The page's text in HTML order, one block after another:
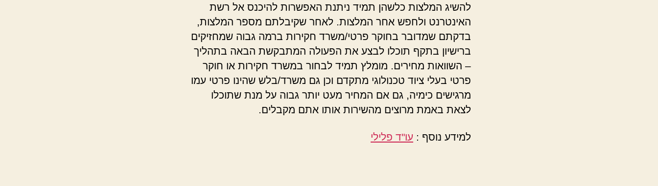
להשיג המלצות כלשהן תמיד ניתנת האפשרות להיכנס אל רשת
האינטרנט ולחפש אחר המלצות. לאחר שקיבלתם מספר המלצות,
בדקתם שמדובר בחוקר פרטי/משרד חקירות ברמה גבוה שמחזיקים
ברישיון בתקף תוכלו לבצע את הפעולה המתבקשת הבאה בתהליך
– השוואות מחירים. מומלץ תמיד לבחור במשרד חקירות או חוקר
פרטי בעלי ציוד טכנולוגי מתקדם וכן גם משרד/בלש שהינו פרטי עמו
מרגישים כימיה, גם אם המחיר מעט יותר גבוה על מנת שתוכלו
לצאת באמת מרוצים מהשירות אותו אתם מקבלים.
למידע נוסף : עו"ד פלילי